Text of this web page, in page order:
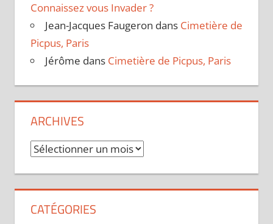
Connaissez vous Invader ?
Jean-Jacques Faugeron dans Cimetière de
Picpus, Paris
Jérôme dans Cimetière de Picpus, Paris
ARCHIVES
Archives
CATÉGORIES